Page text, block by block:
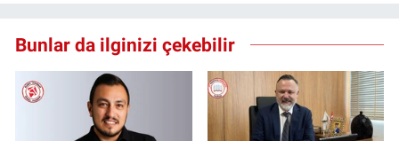
Bunlar da ilginizi çekebilir